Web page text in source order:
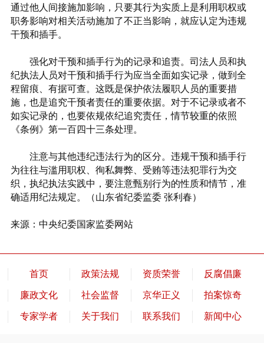
通过他人间接施加影响，只要其行为实质上是利用职权或
职务影响对相关活动施加了不正当影响，就应认定为违规
干预和插手。
强化对干预和插手行为的记录和追责。司法人员和执
纪执法人员对干预和插手行为应当全面如实记录，做到全
程留痕、有据可查。这既是保护依法履职人员的重要措
施，也是追究干预者责任的重要依据。对于不记录或者不
如实记录的，也要依规依纪追究责任，情节较重的依照
《条例》第一百四十三条处理。
注意与其他违纪违法行为的区分。违规干预和插手行
为往往与滥用职权、徇私舞弊、受贿等违法犯罪行为交
织，执纪执法实践中，要注意甄别行为的性质和情节，准
确适用纪法规定。（山东省纪委监委 张利春）
来源：中央纪委国家监委网站
首页 政策法规 资质荣誉
反腐倡廉
廉政文化
社会监督 京华正义
拍案惊奇
专家学者
关于我们 联系我们 新闻中心